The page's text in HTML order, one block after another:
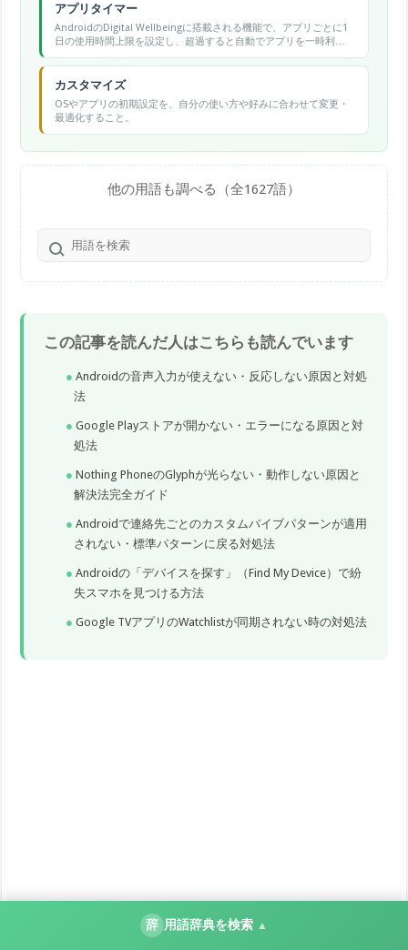
アプリタイマー
AndroidのDigital Wellbeingに搭載される機能で、アプリごとに1
日の使用時間上限を設定し、超過すると自動でアプリを一時利用
不可にします。
カスタマイズ
OSやアプリの初期設定を、自分の使い方や好みに合わせて変更・
最適化すること。
他の用語も調べる（全1627語）
この記事を読んだ人はこちらも読んでいます
Androidの音声入力が使えない・反応しない原因と対処
法
Google Playストアが開かない・エラーになる原因と対
処法
Nothing PhoneのGlyphが光らない・動作しない原因と
解決法完全ガイド
Androidで連絡先ごとのカスタムバイブパターンが適用
されない・標準パターンに戻る対処法
Androidの「デバイスを探す」（Find My Device）で紛
失スマホを見つける方法
Google TVアプリのWatchlistが同期されない時の対処法
辞 用語辞典を検索 ▲